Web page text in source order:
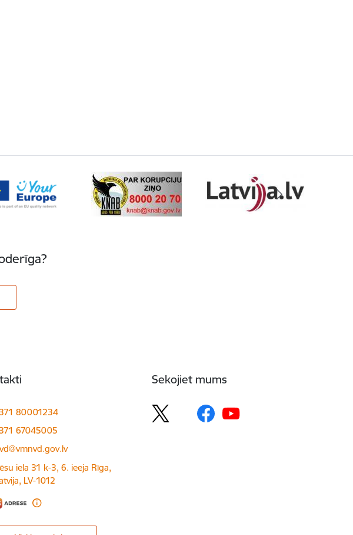
80001234
67045005
pasts:
iela 31 k-3, 6. ieeja Rīga,
LV-1012
Sekojiet mums